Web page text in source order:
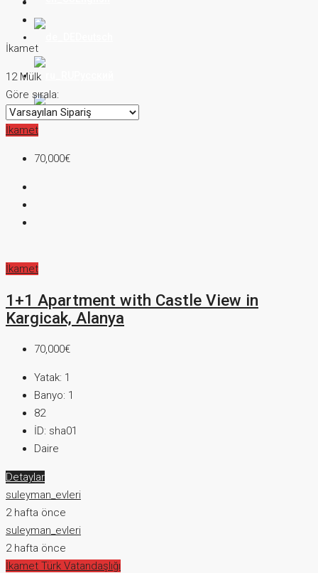
Türkçe
İkamet
12 Mülk
Göre sırala:
İkamet
70,000€
İkamet
1+1 Apartment with Castle View in
Kargicak, Alanya
70,000€
Yatak: 1
Banyo: 1
82
İD: sha01
Daire
Detaylar
suleyman_evleri
2 hafta önce
suleyman_evleri
2 hafta önce
İkamet Türk Vatandaşlığı